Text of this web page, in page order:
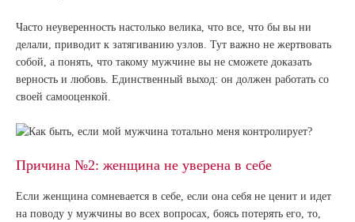
Часто неуверенность настолько велика, что все, что бы вы ни
делали, приводит к затягиванию узлов. Тут важно не жертвовать
собой, а понять, что такому мужчине вы не сможете доказать
верность и любовь. Единственный выход: он должен работать со
своей самооценкой.
Причина №2: женщина не уверена в себе
Если женщина сомневается в себе, если она себя не ценит и идет
на поводу у мужчины во всех вопросах, боясь потерять его, то,